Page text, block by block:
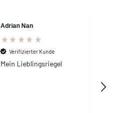
Adrian Nan
Verifizierter Kunde
Mein Lieblingsriegel